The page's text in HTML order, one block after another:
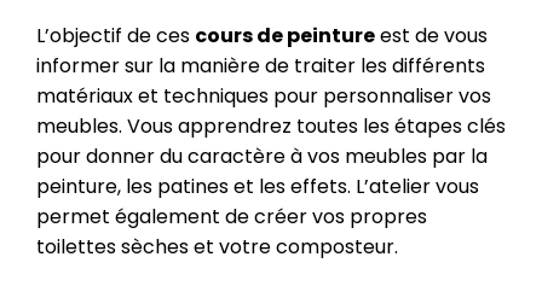
L’objectif de ces cours de peintureest de vous
informer sur la manière de traiter les différents
matériaux et techniques pour personnaliser vos
meubles. Vous apprendrez toutes les étapes clés
pour donner du caractère à vos meubles par la
peinture, les patines et les effets. L’atelier vous
permet également de créer vos propres
toilettes sèches et votre composteur.